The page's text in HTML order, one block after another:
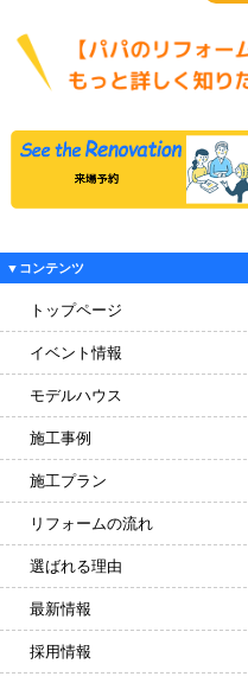
▼コンテンツ
トップページ
イベント情報
モデルハウス
施工事例
施工プラン
リフォームの流れ
選ばれる理由
最新情報
採用情報